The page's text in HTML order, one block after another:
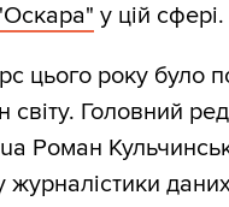
у цій сфері.
цього року було
світу. Головний
Роман
журналістики